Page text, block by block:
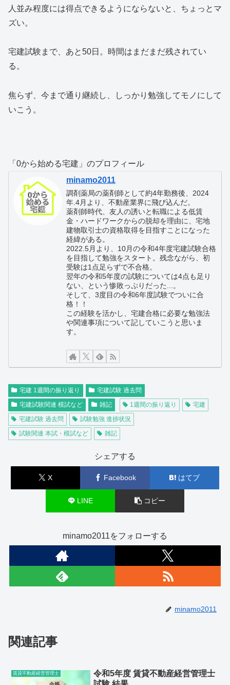
人並み程度には得点できるようにならないと、ちょっとマ
ズい。
宅建試験まで、あと50日。時間はまだまだ残されてい
る。
焦らず、今まで通り継続し、しっかり勉強してモノにして
いこう。
「0から始める宅建」のプロフィール
minamo2011
調剤薬局の薬剤師として約4年勤務後、2024
年.4月より、不動産業界に飛び込んだ。
薬剤師時代、友人の誘いと転職による低賃
金・ハードワークからの脱却を理由に、宅地
建物取引士の資格取得を目指すことになった
経緯がある。
2022.5月より、10月の令和4年度宅建試験合格
を目指して勉強をスタート。残念ながら、初
受験は1点足らずで不合格。
翌年の令和5年度の試験については4点も足り
ない、という惨敗っぷりだった...。
そして、3度目の令和6年度試験でついに合
格！！
この経験を活かし、宅建合格に必要な勉強法
や関連事項について記していこうと思いま
す。
宅建 1週間の振り返り
宅建試験 過去問
宅建試験関連 模試など
雑記 1週間の振り返り
宅建
宅建試験 過去問
試験勉強 進捗状況
試験関連 本試・模試など
雑記
シェアする
X Facebook はてブ
LINE コピー
minamo2011をフォローする
minamo2011
関連記事
賃貸不動産経営管理士
令和5年度 賃貸不動産経営管理士